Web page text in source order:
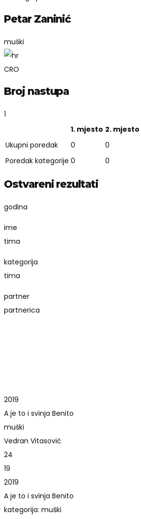
Petar Zaninić
muški
CRO
Broj nastupa
1
1. mjesto 2. mjesto
Ukupni poredak
0 0
Poredak kategorije 0 0
Ostvareni rezultati
godina
ime
tima
kategorija
tima
partner
partnerica
2019
A je to i svinja Benito
muški
Vedran Vitasović
24
19
2019
A je to i svinja Benito
kategorija: muški